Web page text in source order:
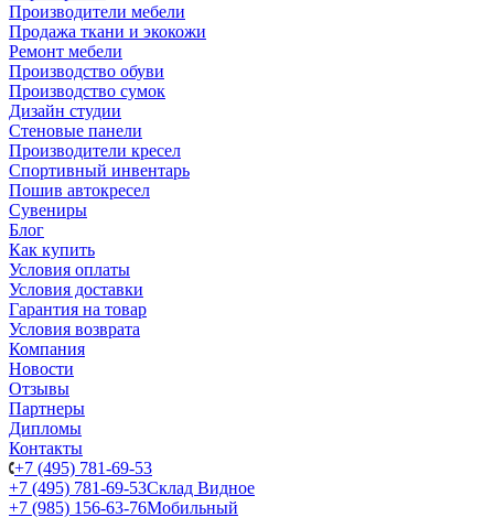
Производители мебели
Продажа ткани и экокожи
Ремонт мебели
Производство обуви
Производство сумок
Дизайн студии
Стеновые панели
Производители кресел
Спортивный инвентарь
Пошив автокресел
Сувениры
Блог
Как купить
Условия оплаты
Условия доставки
Гарантия на товар
Условия возврата
Компания
Новости
Отзывы
Партнеры
Дипломы
Контакты
+7 (495) 781-69-53
+7 (495) 781-69-53Склад Видное
+7 (985) 156-63-76Мобильный